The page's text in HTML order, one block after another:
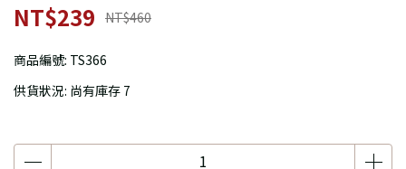
NT$239 NT$460
商品編號: TS366
供貨狀況: 尚有庫存 7